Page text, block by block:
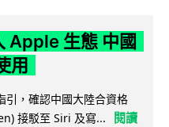
Apple 生態 中國
用
，確認中國大陸合資格
接駁至 Siri 及寫...
閱讀